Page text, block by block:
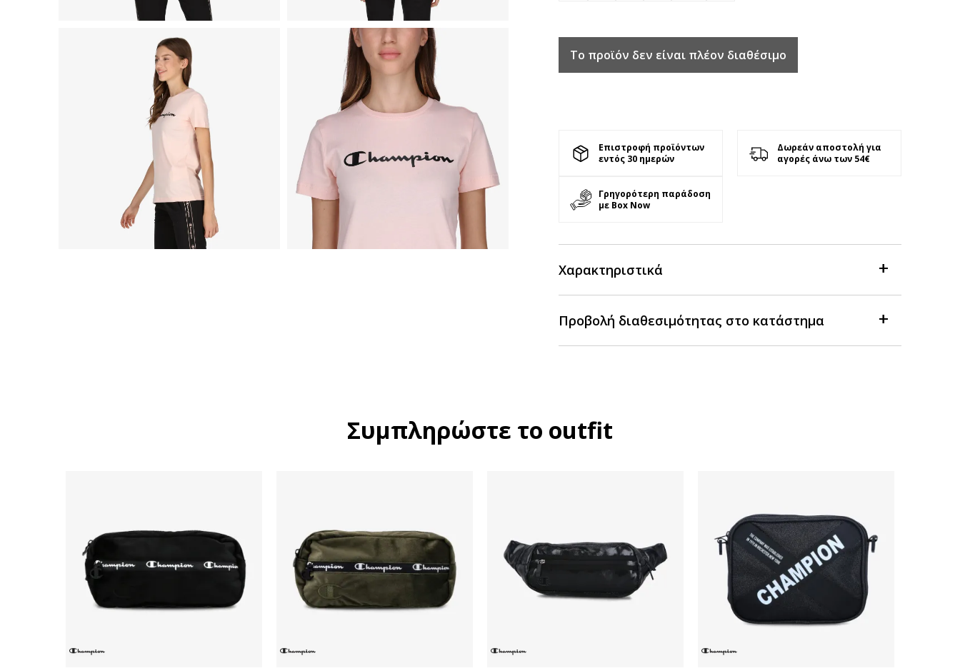
Το προϊόν δεν είναι πλέον διαθέσιμο
Επιστροφή προϊόντων
εντός 30 ημερών
Δωρεάν αποστολή για
αγορές άνω των 54€
Γρηγορότερη παράδοση
με Box Now
Χαρακτηριστικά
Προβολή διαθεσιμότητας στο κατάστημα
Συμπληρώστε το outfit